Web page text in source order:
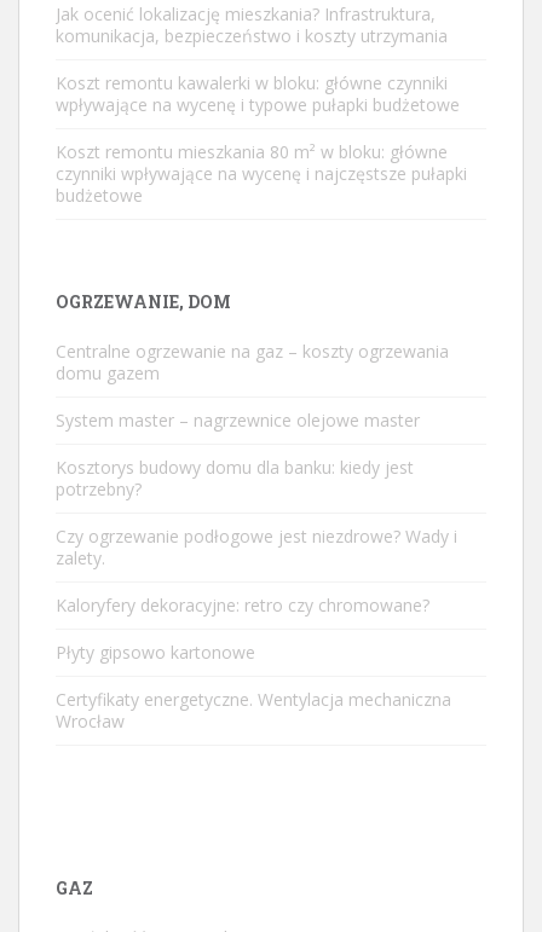
Jak ocenić lokalizację mieszkania? Infrastruktura,
komunikacja, bezpieczeństwo i koszty utrzymania
Koszt remontu kawalerki w bloku: główne czynniki
wpływające na wycenę i typowe pułapki budżetowe
Koszt remontu mieszkania 80 m² w bloku: główne
czynniki wpływające na wycenę i najczęstsze pułapki
budżetowe
OGRZEWANIE, DOM
Centralne ogrzewanie na gaz – koszty ogrzewania
domu gazem
System master – nagrzewnice olejowe master
Kosztorys budowy domu dla banku: kiedy jest
potrzebny?
Czy ogrzewanie podłogowe jest niezdrowe? Wady i
zalety.
Kaloryfery dekoracyjne: retro czy chromowane?
Płyty gipsowo kartonowe
Certyfikaty energetyczne. Wentylacja mechaniczna
Wrocław
GAZ